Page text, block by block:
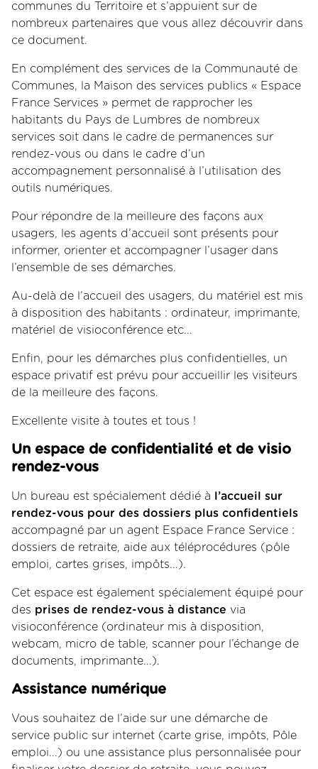
communes du Territoire et s’appuient sur de
nombreux partenaires que vous allez découvrir dans
ce document.
En complément des services de la Communauté de
Communes, la Maison des services publics « Espace
France Services » permet de rapprocher les
habitants du Pays de Lumbres de nombreux
services soit dans le cadre de permanences sur
rendez-vous ou dans le cadre d’un
accompagnement personnalisé à l’utilisation des
outils numériques.
Pour répondre de la meilleure des façons aux
usagers, les agents d’accueil sont présents pour
informer, orienter et accompagner l’usager dans
l’ensemble de ses démarches.
Au-delà de l’accueil des usagers, du matériel est mis
à disposition des habitants : ordinateur, imprimante,
matériel de visioconférence etc...
Enfin, pour les démarches plus confidentielles, un
espace privatif est prévu pour accueillir les visiteurs
de la meilleure des façons.
Excellente visite à toutes et tous !
Un espace de confidentialité et de visio
rendez-vous
Un bureau est spécialement dédié à
l’accueil sur
rendez-vous pour des dossiers plus confidentiels
accompagné par un agent Espace France Service :
dossiers de retraite, aide aux téléprocédures (pôle
emploi, cartes grises, impôts...).
Cet espace est également spécialement équipé pour
des prises de rendez-vous à distance via
visioconférence (ordinateur mis à disposition,
webcam, micro de table, scanner pour l’échange de
documents, imprimante...).
Assistance numérique
Vous souhaitez de l’aide sur une démarche de
service public sur internet (carte grise, impôts, Pôle
emploi...) ou une assistance plus personnalisée pour